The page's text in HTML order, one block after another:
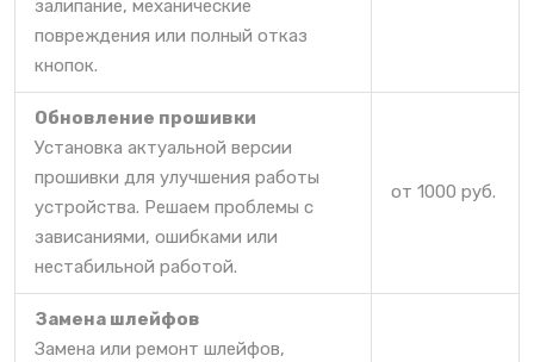
залипание, механические
повреждения или полный отказ
кнопок.
Обновление прошивки
Установка актуальной версии
прошивки для улучшения работы
устройства. Решаем проблемы с
зависаниями, ошибками или
нестабильной работой.
от 1000 руб.
Замена шлейфов
Замена или ремонт шлейфов,